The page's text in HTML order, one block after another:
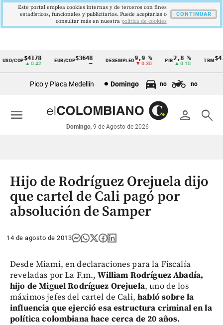
Cintillo
económicos
Colombia
COP$4178
▲ 0.42
EUR/COP$3648 DESEMPLEO 9,9 %
▼ 0.30
PIB2,8 %
▲ 0.10
TRM
Pico y Placa Medellín Domingo no no
person search
Domingo, 9 de Agosto de 2026
menu
Hijo de Rodríguez Orejuela dijo
que cartel de Cali pagó por
absolución de Samper
14 de agosto de 2013
Desde Miami, en declaraciones para la Fiscalía
reveladas por La F.m.,William Rodríguez Abadía,
hijo de Miguel Rodríguez Orejuela, uno de los
máximos jefes del cartel de Cali, habló sobre la
influencia que ejerció esa estructura criminal en la
política colombiana hace cerca de 20 años.
Este portal emplea cookies internas y de terceros con fines
estadísticos, funcionales y publicitarios. Puede aceptarlas o
consultar más en nuestra politica de cookies
CONTINUAR